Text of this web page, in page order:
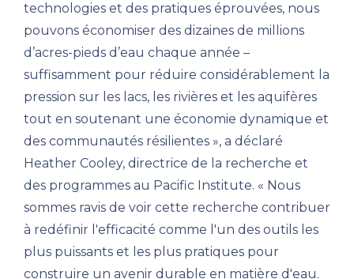
technologies et des pratiques éprouvées, nous
pouvons économiser des dizaines de millions
d’acres-pieds d’eau chaque année –
suffisamment pour réduire considérablement la
pression sur les lacs, les rivières et les aquifères
tout en soutenant une économie dynamique et
des communautés résilientes », a déclaré
Heather Cooley, directrice de la recherche et
des programmes au Pacific Institute. « Nous
sommes ravis de voir cette recherche contribuer
à redéfinir l'efficacité comme l'un des outils les
plus puissants et les plus pratiques pour
construire un avenir durable en matière d'eau.